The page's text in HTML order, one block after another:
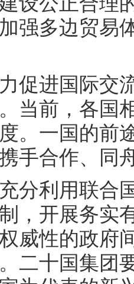
强多边贸易
进国际交流
当前，各国
。一国的前
手合作、同
利用联合国
，开展务实
威性的政府
二十国集团